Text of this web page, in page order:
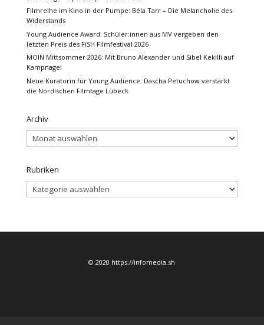
Filmreihe im Kino in der Pumpe: Béla Tarr – Die Melancholie des
Widerstands
Young Audience Award: Schüler:innen aus MV vergeben den
letzten Preis des FiSH Filmfestival 2026
MOIN Mittsommer 2026: Mit Bruno Alexander und Sibel Kekilli auf
Kampnagel
Neue Kuratorin für Young Audience: Dascha Petuchow verstärkt
die Nordischen Filmtage Lübeck
Archiv
Archiv
Rubriken
Rubriken
© 2020 https://infomedia.sh